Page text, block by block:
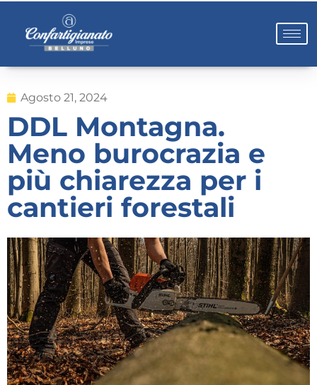
Agosto 21, 2024
DDL Montagna.
Meno burocrazia e
più chiarezza per i
cantieri forestali